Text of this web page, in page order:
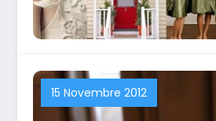
15 Novembre 2012